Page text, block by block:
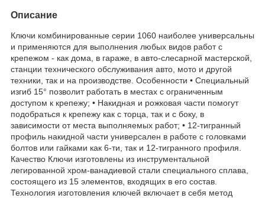
Описание
Ключи комбинированные серии 1060 наиболее универсальны
и применяются для выполнения любых видов работ с
крепежом - как дома, в гараже, в авто-слесарной мастерской,
станции технического обслуживания авто, мото и другой
техники, так и на производстве. Особенности • Специальный
изгиб 15° позволит работать в местах с ограниченным
доступом к крепежу; • Накидная и рожковая части помогут
подобраться к крепежу как с торца, так и с боку, в
зависимости от места выполняемых работ; • 12-тигранный
профиль накидной части универсален в работе с головками
болтов или гайками как 6-ти, так и 12-тигранного профиля.
Качество Ключи изготовлены из инструментальной
легированной хром-ванадиевой стали специального сплава,
состоящего из 15 элементов, входящих в его состав.
Технология изготовления ключей включает в себя метод